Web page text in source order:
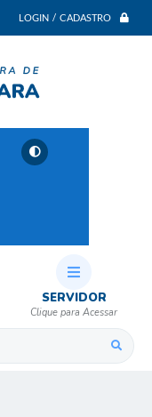
LOGIN / CADASTRO
SERVIDOR